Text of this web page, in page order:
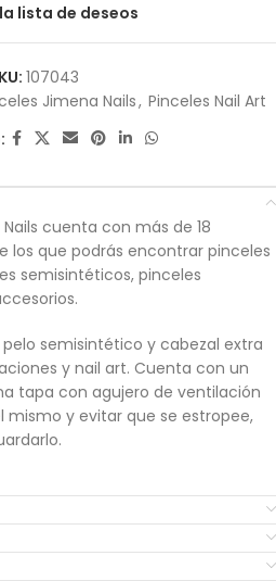
lista de deseos
107043
Jimena Nails, Pinceles Nail Art
cuenta con más de 18
los que podrás encontrar pinceles
semisintéticos, pinceles
semisintético y cabezal extra
y nail art. Cuenta con un
tapa con agujero de ventilación
mismo y evitar que se estropee,